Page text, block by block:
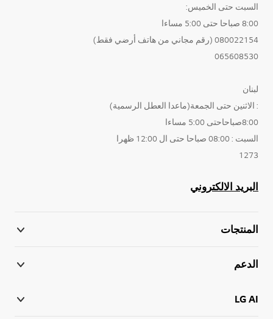
السبت حتى الخميس:
8:00 صباحا حتى 5:00 مساءا
080022154 (رقم مجاني من هاتف أرضي فقط)
065608530
لبنان
: الاثنين حتى الجمعة(ماعدا العطل الرسمية)
8:00صباحاحتى 5:00 مساءا
السبت : 08:00 صباحا حتى ال 12:00 ظهرا
1273
البريد الالكتروني
المنتجات
الدعم
LG AI